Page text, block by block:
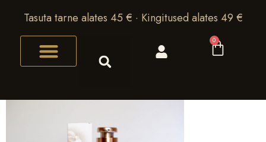
Tasuta tarne alates 45 € · Kingitused alates 49 €
0